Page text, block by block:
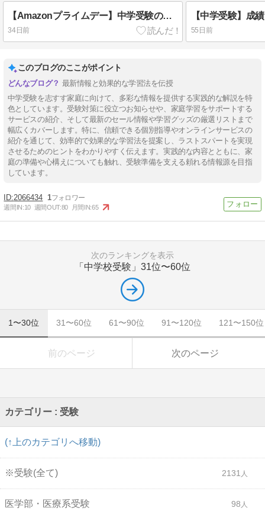
【Amazonプライムデー】中学受験の夏休み前にそろえたい家庭学習グッズ｜プリント整理・暗記・朝学習
34日前 55日前
このブログのここがポイント
最新情報と効果的な学習法を伝授
中学受験を志すす家庭に向けて、多彩な情報を提供する実践的な解説を特
色としています。受験対策に役立つお知らせや、家庭学習をサポートする
サービスの紹介、そして最新のセール情報や学習グッズの厳選リストまで
幅広くカバーします。特に、信頼できる個別指導やオンラインサービスの
紹介を通じて、効率的で効果的な学習法を提案し、ラストスパートを実現
させるためのヒントをわかりやすく伝えます。実践的な内容とともに、家
庭の準備や心構えについても触れ、受験準備を支える頼れる情報源を目指
しています。
2066434 1
週間IN:10 週間OUT:80 月間IN:65
次のランキングを表示
「中学校受験」 31位〜60位
1〜30位 31〜60位 61〜90位 91〜120位 121〜150位
前のページ 次のページ
カテゴリー : 受験
(↑上のカテゴリへ移動)
※受験(全て) 2131
医学部・医療系受験 98